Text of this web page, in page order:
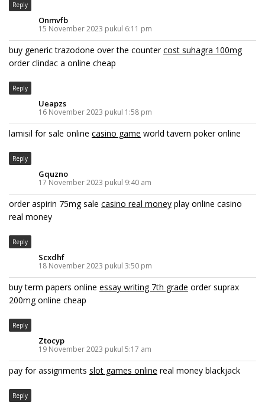
Reply
Onmvfb
15 November 2023 pukul 6:11 pm
buy generic trazodone over the countercost suhagra 100mg
order clindac a online cheap
Reply
Ueapzs
16 November 2023 pukul 1:58 pm
lamisil for sale online casino game world tavern poker online
Reply
Gquzno
17 November 2023 pukul 9:40 am
order aspirin 75mg sale casino real money play online casino
real money
Reply
Scxdhf
18 November 2023 pukul 3:50 pm
buy term papers online essay writing 7th grade order suprax
200mg online cheap
Reply
Ztocyp
19 November 2023 pukul 5:17 am
pay for assignments slot games online real money blackjack
Reply